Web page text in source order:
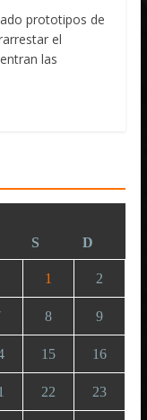
prototipos de
el
las
S D
1 2
8 9
15 16
22 23